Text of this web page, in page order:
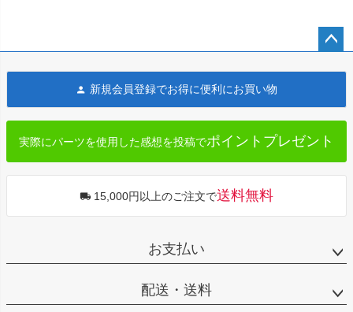
へ
新規会員登録でお得に便利にお買い物
実際にパーツを使用した感想を投稿でポイントプレゼント
15,000円以上のご注文で送料無料
お支払い
配送・送料